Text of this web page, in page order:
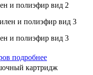
и полиэфир вид 2
и полиэфир вид 3
подробнее
картридж